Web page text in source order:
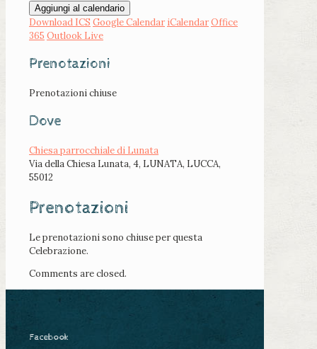
Aggiungi al calendario
Download ICS Google Calendar iCalendarOffice
365 Outlook Live
Prenotazioni
Prenotazioni chiuse
Dove
Chiesa parrocchiale di Lunata
Via della Chiesa Lunata, 4, LUNATA, LUCCA,
55012
Prenotazioni
Le prenotazioni sono chiuse per questa
Celebrazione.
Comments are closed.
Facebook